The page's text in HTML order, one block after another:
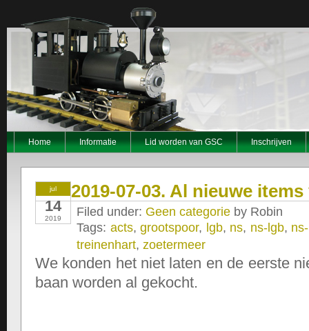
Home Informatie Lid worden van GSC Inschrijven
jul
14
2019
2019-07-03. Al nieuwe
Filed under: Geen categorie by Robin
Tags: acts, grootspoor, lgb, ns, ns-lgb,
treinenhart, zoetermeer
We konden het niet laten en de eerste
baan worden al gekocht.